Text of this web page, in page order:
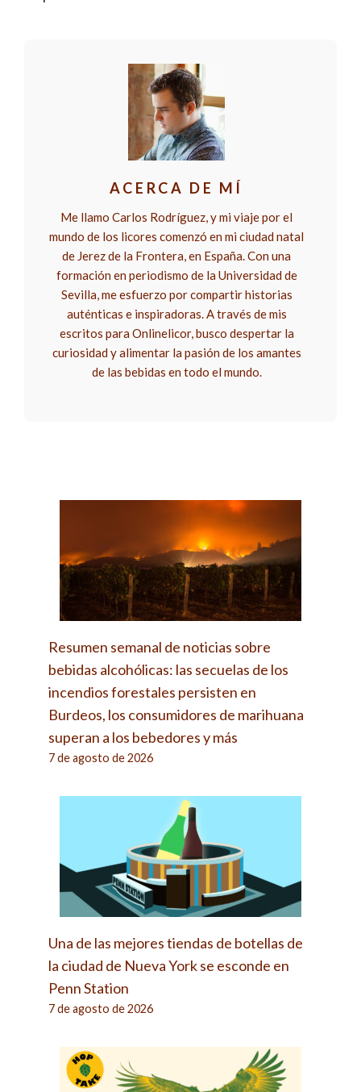
ACERCA DE MÍ
Me llamo Carlos Rodríguez, y mi viaje por el
mundo de los licores comenzó en mi ciudad natal
de Jerez de la Frontera, en España. Con una
formación en periodismo de la Universidad de
Sevilla, me esfuerzo por compartir historias
auténticas e inspiradoras. A través de mis
escritos para Onlinelicor, busco despertar la
curiosidad y alimentar la pasión de los amantes
de las bebidas en todo el mundo.
Resumen semanal de noticias sobre
bebidas alcohólicas: las secuelas de los
incendios forestales persisten en
Burdeos, los consumidores de marihuana
superan a los bebedores y más
7 de agosto de 2026
Una de las mejores tiendas de botellas de
la ciudad de Nueva York se esconde en
Penn Station
7 de agosto de 2026